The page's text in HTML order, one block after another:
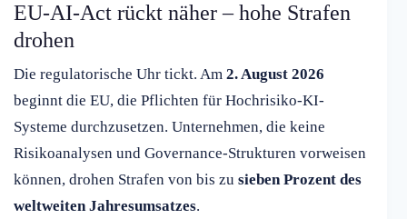
EU-AI-Act rückt näher – hohe Strafen
drohen
Die regulatorische Uhr tickt. Am 2. August 2026
beginnt die EU, die Pflichten für Hochrisiko-KI-
Systeme durchzusetzen. Unternehmen, die keine
Risikoanalysen und Governance-Strukturen vorweisen
können, drohen Strafen von bis zu sieben Prozent des
weltweiten Jahresumsatzes.